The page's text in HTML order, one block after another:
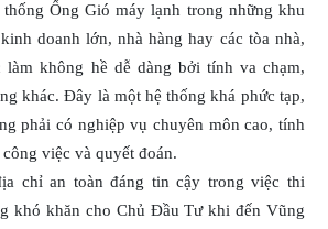
Ống Gió máy lạnh trong những khu
doanh lớn, nhà hàng hay các tòa nhà,
không hề dễ dàng bởi tính va chạm,
khác. Đây là một hệ thống khá phức tạp,
phải có nghiệp vụ chuyên môn cao, tính
việc và quyết đoán.
chỉ an toàn đáng tin cậy trong việc thi
khó khăn cho Chủ Đầu Tư khi đến Vũng